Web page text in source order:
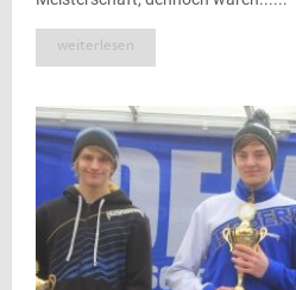
weiterlesen